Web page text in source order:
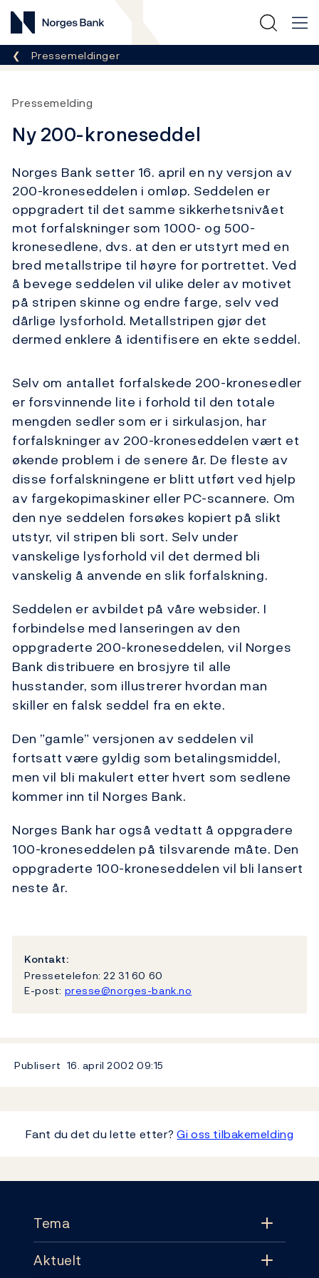
Norges Bank
Her er du nå:
Pressemeldinger
Pressemelding
Ny 200-kroneseddel
Norges Bank setter 16. april en ny versjon av
200-kroneseddelen i omløp. Seddelen er
oppgradert til det samme sikkerhetsnivået
mot forfalskninger som 1000- og 500-
kronesedlene, dvs. at den er utstyrt med en
bred metallstripe til høyre for portrettet. Ved
å bevege seddelen vil ulike deler av motivet
på stripen skinne og endre farge, selv ved
dårlige lysforhold. Metallstripen gjør det
dermed enklere å identifisere en ekte seddel.
Selv om antallet forfalskede 200-kronesedler
er forsvinnende lite i forhold til den totale
mengden sedler som er i sirkulasjon, har
forfalskninger av 200-kroneseddelen vært et
økende problem i de senere år. De fleste av
disse forfalskningene er blitt utført ved hjelp
av fargekopimaskiner eller PC-scannere. Om
den nye seddelen forsøkes kopiert på slikt
utstyr, vil stripen bli sort. Selv under
vanskelige lysforhold vil det dermed bli
vanskelig å anvende en slik forfalskning.
Seddelen er avbildet på våre websider. I
forbindelse med lanseringen av den
oppgraderte 200-kroneseddelen, vil Norges
Bank distribuere en brosjyre til alle
husstander, som illustrerer hvordan man
skiller en falsk seddel fra en ekte.
Den ”gamle” versjonen av seddelen vil
fortsatt være gyldig som betalingsmiddel,
men vil bli makulert etter hvert som sedlene
kommer inn til Norges Bank.
Norges Bank har også vedtatt å oppgradere
100-kroneseddelen på tilsvarende måte. Den
oppgraderte 100-kroneseddelen vil bli lansert
neste år.
Kontakt:
Pressetelefon: 22 31 60 60
E-post: presse@norges-bank.no
Publisert 16. april 200209:15
Fant du det du lette etter?Gi oss tilbakemelding
Tema
Tema
Aktuelt